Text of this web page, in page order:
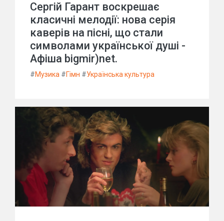
Сергій Гарант воскрешає
класичні мелодії: нова серія
каверів на пісні, що стали
символами української душі -
Афіша bigmir)net.
#Музика #Гімн #Українська культура